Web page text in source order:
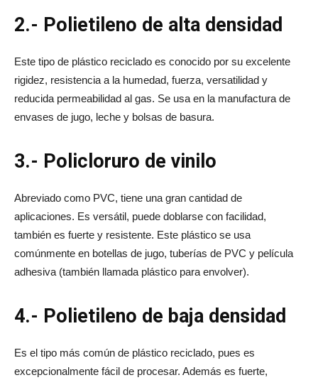
2.- Polietileno de alta densidad
Este tipo de plástico reciclado es conocido por su excelente
rigidez, resistencia a la humedad, fuerza, versatilidad y
reducida permeabilidad al gas. Se usa en la manufactura de
envases de jugo, leche y bolsas de basura.
3.- Policloruro de vinilo
Abreviado como PVC, tiene una gran cantidad de
aplicaciones. Es versátil, puede doblarse con facilidad,
también es fuerte y resistente. Este plástico se usa
comúnmente en botellas de jugo, tuberías de PVC y película
adhesiva (también llamada plástico para envolver).
4.- Polietileno de baja densidad
Es el tipo más común de plástico reciclado, pues es
excepcionalmente fácil de procesar. Además es fuerte,